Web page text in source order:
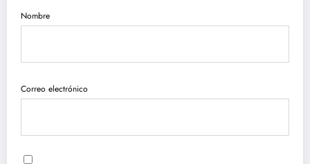
Nombre
Correo electrónico